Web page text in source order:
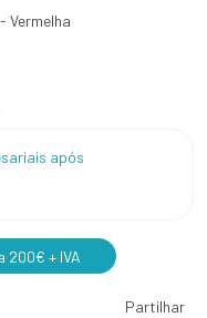
Vermelha
após
200€ + IVA
Partilhar